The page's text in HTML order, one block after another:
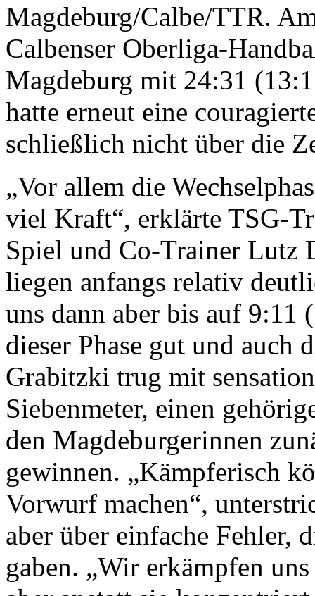
Magdeburg/Calbe/TTR.
Calbenser Oberliga-
Magdeburg mit 24:31
hatte erneut eine
schließlich nicht über die
„Vor allem die
viel Kraft“, erklärte TSG-
Spiel und Co-Trainer Lutz
liegen anfangs relativ
uns dann aber bis auf 9:11
dieser Phase gut und auch
Grabitzki trug mit
Siebenmeter, einen
den Magdeburgerinnen
gewinnen. „Kämpferisch
Vorwurf machen“,
aber über einfache Fehler,
gaben. „Wir erkämpfen